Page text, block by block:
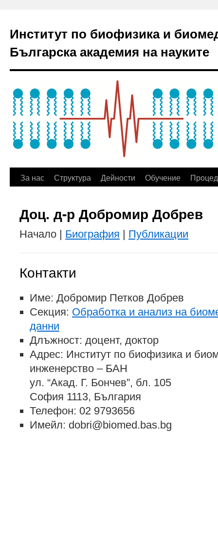
Институт по биофизика и
Българска академия на науките
За нас Структура Дейности Обучение
Доц. д-р Добромир Добрев
Начало | Биография | Публикации
Контакти
Име: Добромир Петков Добрев
Секция: Обработка и анализ на
данни
Длъжност: доцент, доктор
Адрес: Институт по биофизика и
инженерство – БАН
ул. “Акад. Г. Бончев”, бл. 105
София 1113, България
Телефон: 02 9793656
Имейл: dobri@biomed.bas.bg